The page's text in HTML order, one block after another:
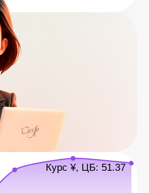
Курс ¥, ЦБ: 51.37